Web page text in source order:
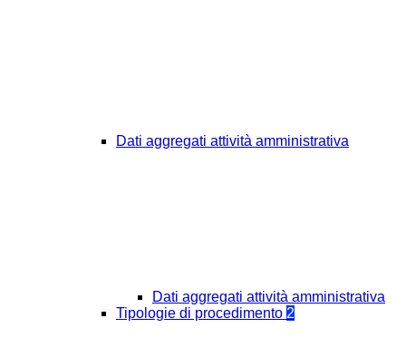
Dati aggregati attività amministrativa
Dati aggregati attività amministrativa
Tipologie di procedimento 2